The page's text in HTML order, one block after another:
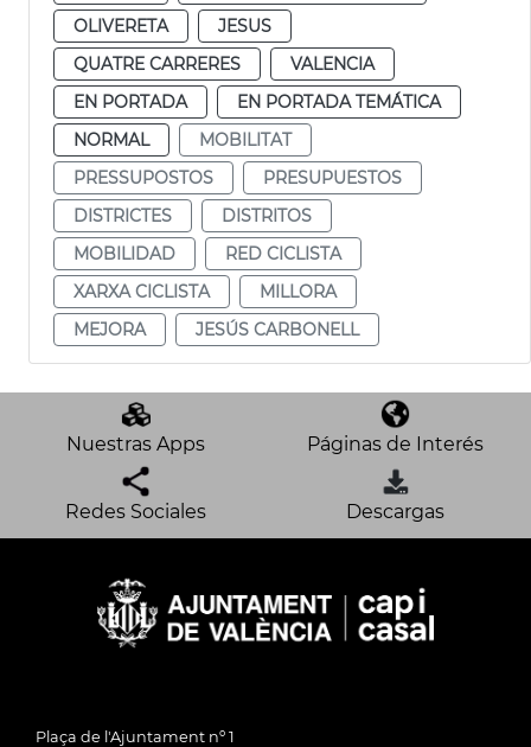
OLIVERETA
JESUS
QUATRE CARRERES
VALENCIA
EN PORTADA
EN PORTADA TEMÁTICA
NORMAL
MOBILITAT
PRESSUPOSTOS
PRESUPUESTOS
DISTRICTES
DISTRITOS
MOBILIDAD
RED CICLISTA
XARXA CICLISTA
MILLORA
MEJORA
JESÚS CARBONELL
Nuestras Apps Páginas de Interés
Redes Sociales Descargas
Plaça de l'Ajuntament nº 1